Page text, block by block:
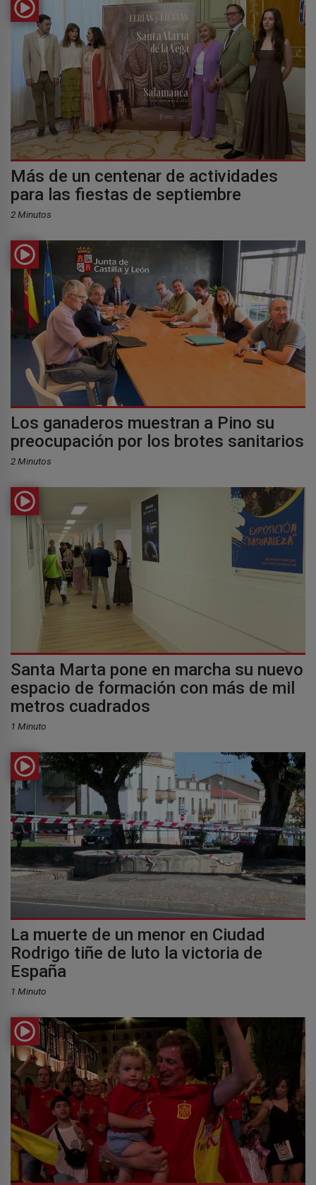
Más de un centenar de actividades
para las fiestas de septiembre
2 Minutos
Los ganaderos muestran a Pino su
preocupación por los brotes sanitarios
2 Minutos
Santa Marta pone en marcha su nuevo
espacio de formación con más de mil
metros cuadrados
1 Minuto
La muerte de un menor en Ciudad
Rodrigo tiñe de luto la victoria de
España
1 Minuto